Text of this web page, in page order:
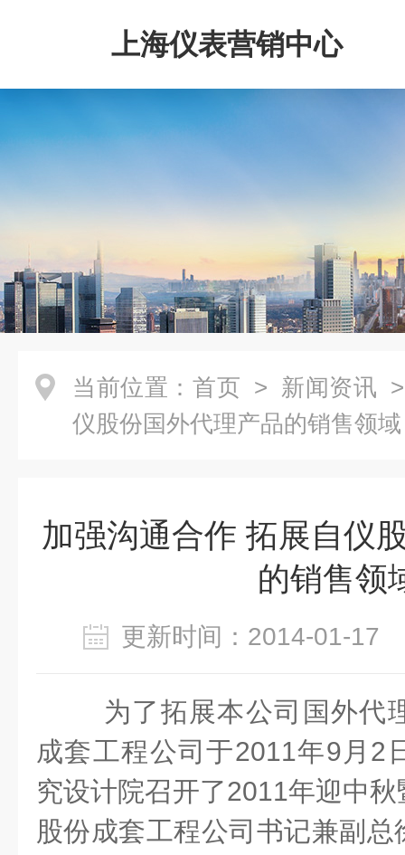
上海仪表营销中心
当前位置： 首页 > 新闻资讯
仪股份国外代理产品的销售领域
加强沟通合作 拓展自仪
的销售领
更新时间：2014-01-
为了拓展本公司国外代
成套工程公司于2011年9月2
究设计院召开了2011年迎中
股份成套工程公司书记兼副